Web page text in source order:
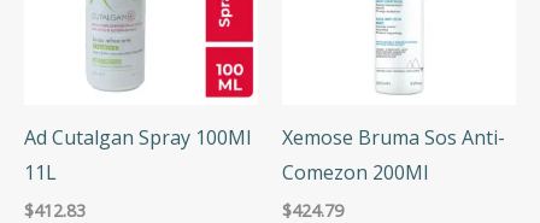
Ad Cutalgan Spray 100Ml
11L
$412.83
Xemose Bruma Sos Anti-
Comezon 200Ml
$424.79